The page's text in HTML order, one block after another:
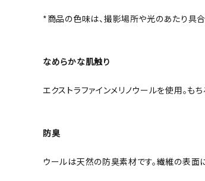
*商品の色味は、撮影場所や光のあたり具
なめらかな肌触り
エクストラファインメリノウールを使用。も
防臭
ウールは天然の防臭素材です。繊維の表面